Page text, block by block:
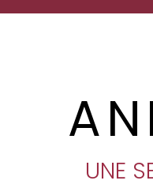
UNE